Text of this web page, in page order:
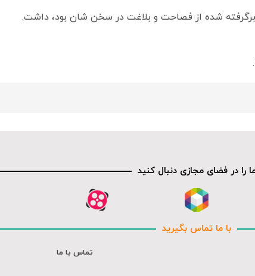
برگرفته شده از فصاحت و بلاغت در سخن شان بود، داشت.
را در فضای مجازی دنبال کنید
با ما تماس بگیرید
تماس با ما